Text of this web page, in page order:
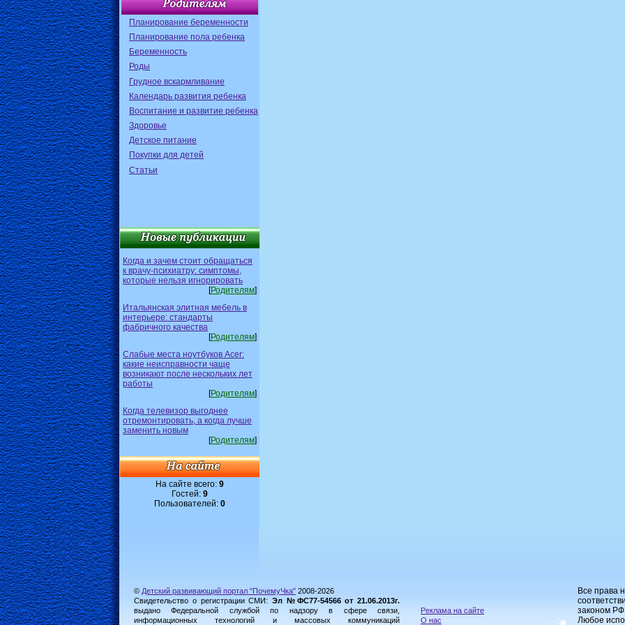
Планирование беременности
Планирование пола ребенка
Беременность
Роды
Грудное вскармливание
Календарь развития ребенка
Воспитание и развитие ребенка
Здоровье
Детское питание
Покупки для детей
Статьи
Когда и зачем стоит обращаться
к врачу-психиатру: симптомы,
которые нельзя игнорировать
[Родителям]
Итальянская элитная мебель в
интерьере: стандарты
фабричного качества
[Родителям]
Слабые места ноутбуков Acer:
какие неисправности чаще
возникают после нескольких лет
работы
[Родителям]
Когда телевизор выгоднее
отремонтировать, а когда лучше
заменить новым
[Родителям]
На сайте всего: 9
Гостей: 9
Пользователей: 0
© Детский развивающий портал "ПочемуЧка" 2008-2026
Свидетельство о регистрации СМИ: Эл №ФС77-54566 от 21.06.2013г.
выдано Федеральной службой по надзору в сфере связи,
информационных технологий и массовых коммуникаций
Реклама на сайте
О нас
Все права
законом
Любое